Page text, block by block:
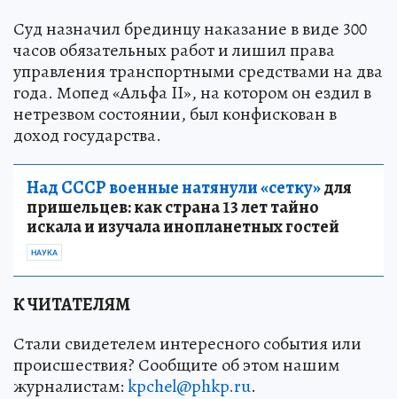
Суд назначил брединцу наказание в виде 300
часов обязательных работ и лишил права
управления транспортными средствами на два
года. Мопед «Альфа II», на котором он ездил в
нетрезвом состоянии, был конфискован в
доход государства.
Над СССР военные натянули «сетку»для
пришельцев: как страна 13 лет тайно
искала и изучала инопланетных гостей
НАУКА
К ЧИТАТЕЛЯМ
Стали свидетелем интересного события или
происшествия? Сообщите об этом нашим
журналистам:kpchel@phkp.ru.